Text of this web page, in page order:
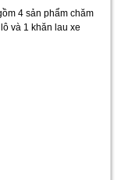
4 sản phẩm chăm
và 1 khăn lau xe